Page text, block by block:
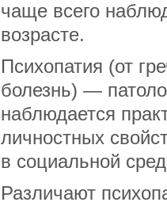
чаще всего
возрасте.
Психопатия (от
болезнь) —
наблюдается
личностных
в социальной
Различают